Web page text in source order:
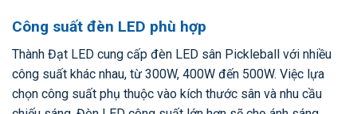
Công suất đèn LED phù hợp
Thành Đạt LED cung cấp đèn LED sân Pickleball với nhiều
công suất khác nhau, từ 300W, 400W đến 500W. Việc lựa
chọn công suất phụ thuộc vào kích thước sân và nhu cầu